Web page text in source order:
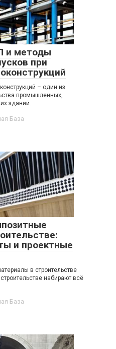
и методы
при
– один из
промышленных,
зданий.
База
и проектные
в строительстве
набирают всё
База